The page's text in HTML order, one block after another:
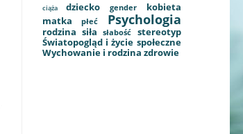
ciąża dziecko gender
kobieta
matka
płeć Psychologia
rodzina siła słabość stereotyp
Światopogląd i życie społeczne
Wychowanie i rodzina zdrowie